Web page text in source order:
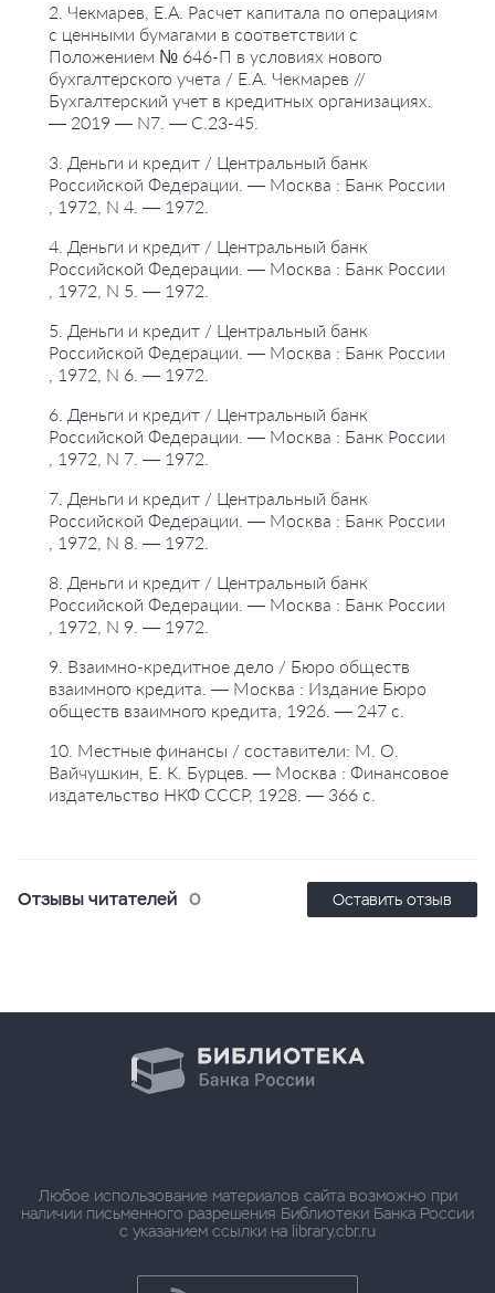
2. Чекмарев, Е.А. Расчет капитала по операциям
с ценными бумагами в соответствии с
Положением № 646-П в условиях нового
бухгалтерского учета / Е.А. Чекмарев //
Бухгалтерский учет в кредитных организациях.
— 2019 — N7. — С.23-45.
3. Деньги и кредит / Центральный банк
Российской Федерации. — Москва : Банк России
, 1972, N 4. — 1972.
4. Деньги и кредит / Центральный банк
Российской Федерации. — Москва : Банк России
, 1972, N 5. — 1972.
5. Деньги и кредит / Центральный банк
Российской Федерации. — Москва : Банк России
, 1972, N 6. — 1972.
6. Деньги и кредит / Центральный банк
Российской Федерации. — Москва : Банк России
, 1972, N 7. — 1972.
7. Деньги и кредит / Центральный банк
Российской Федерации. — Москва : Банк России
, 1972, N 8. — 1972.
8. Деньги и кредит / Центральный банк
Российской Федерации. — Москва : Банк России
, 1972, N 9. — 1972.
9. Взаимно-кредитное дело / Бюро обществ
взаимного кредита. — Москва : Издание Бюро
обществ взаимного кредита, 1926. — 247 с.
10. Местные финансы / составители: М. О.
Вайчушкин, Е. К. Бурцев. — Москва : Финансовое
издательство НКФ СССР, 1928. — 366 с.
Отзывы читателей 0 Оставить отзыв
Любое использование материалов сайта возможно при
наличии письменного разрешения Библиотеки Банка России
с указанием ссылки на library.cbr.ru